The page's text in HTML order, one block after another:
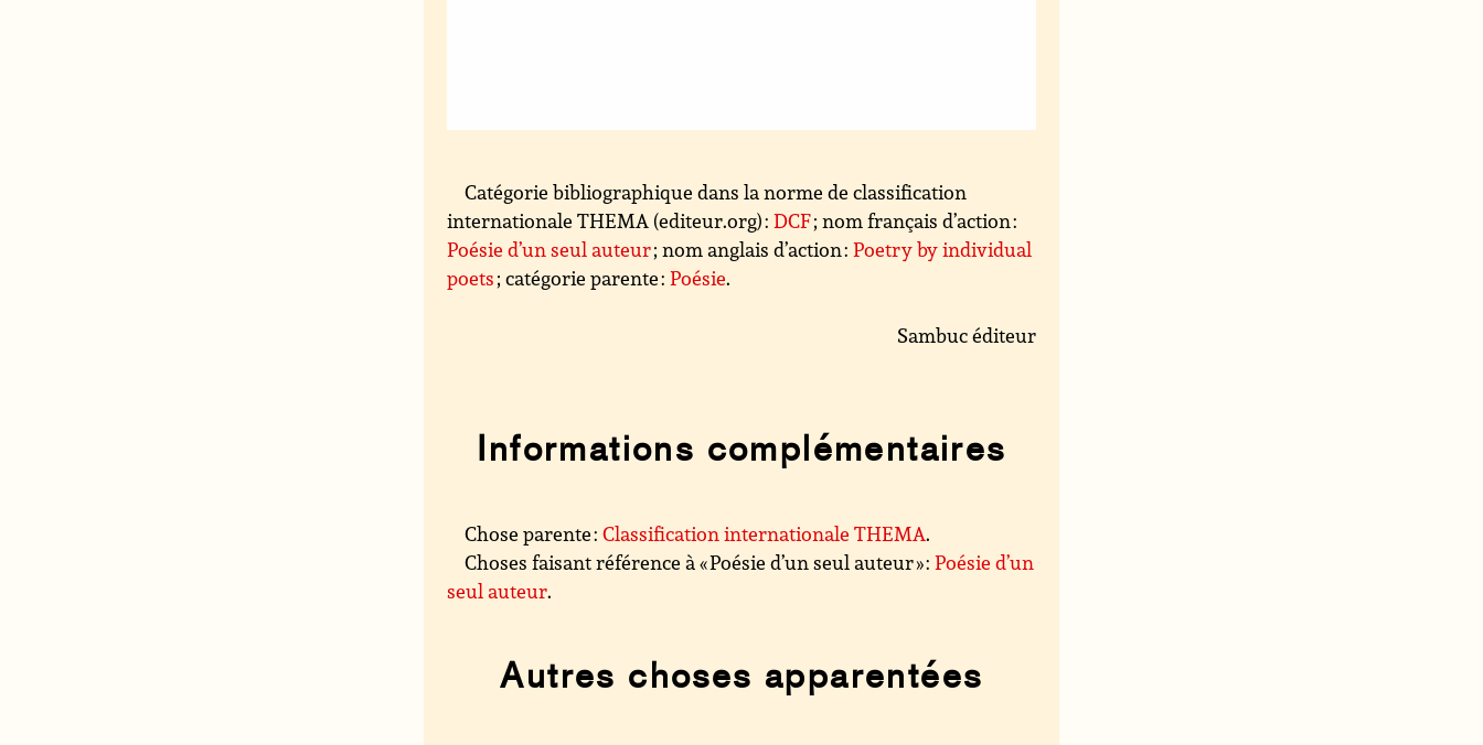
Catégorie bibliographique dans la norme de classification
internationale THEMA (editeur.org) :DCF; nom français d’action :
Poésie d’un seul auteur; nom anglais d’action :Poetry by individual
poets; catégorie parente :Poésie.
Sambuc éditeur
Informations complémentaires
Chose parente :Classification internationale THEMA.
Choses faisant référence à « Poésie d’un seul auteur » :Poésie d’un
seul auteur.
Autres choses apparentées